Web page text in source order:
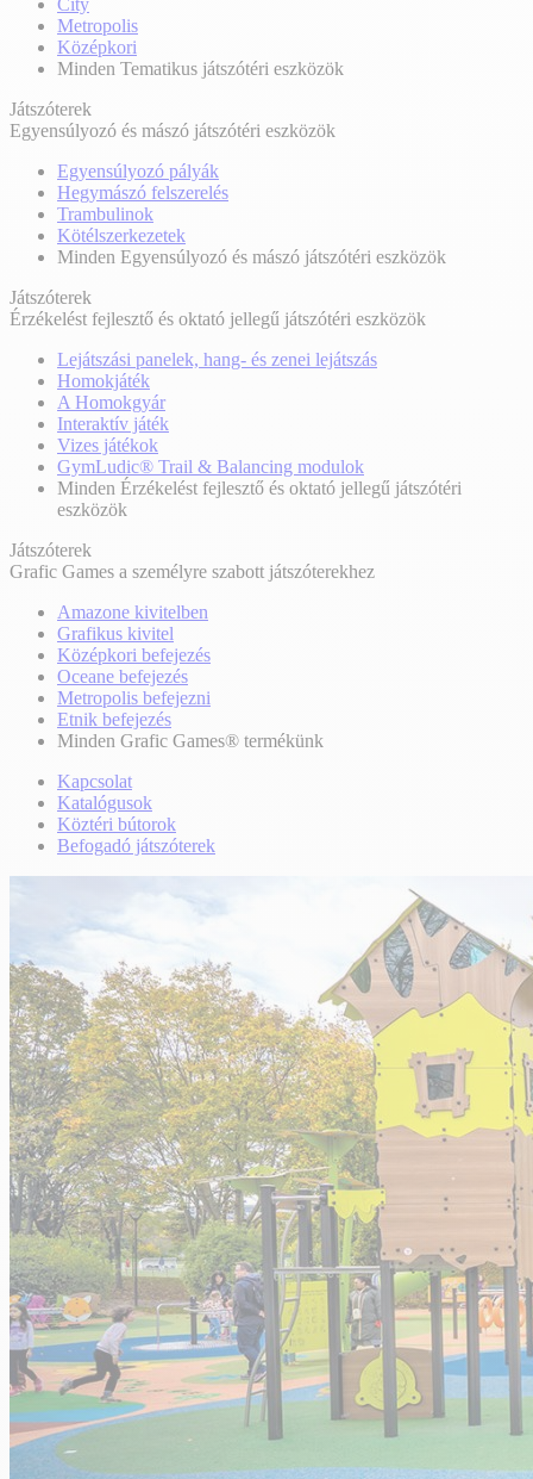
City
Metropolis
Középkori
Minden Tematikus játszótéri eszközök
Játszóterek
Egyensúlyozó és mászó játszótéri eszközök
Egyensúlyozó pályák
Hegymászó felszerelés
Trambulinok
Kötélszerkezetek
Minden Egyensúlyozó és mászó játszótéri eszközök
Játszóterek
Érzékelést fejlesztő és oktató jellegű játszótéri eszközök
Lejátszási panelek, hang- és zenei lejátszás
Homokjáték
A Homokgyár
Interaktív játék
Vizes játékok
GymLudic® Trail & Balancing modulok
Minden Érzékelést fejlesztő és oktató jellegű játszótéri
eszközök
Játszóterek
Grafic Games a személyre szabott játszóterekhez
Amazone kivitelben
Grafikus kivitel
Középkori befejezés
Oceane befejezés
Metropolis befejezni
Etnik befejezés
Minden Grafic Games® termékünk
Kapcsolat
Katalógusok
Köztéri bútorok
Befogadó játszóterek